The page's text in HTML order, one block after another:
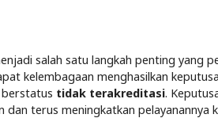
salah satu langkah penting yang
kelembagaan menghasilkan
berstatus tidak terakreditasi.
terus meningkatkan pelayanannya